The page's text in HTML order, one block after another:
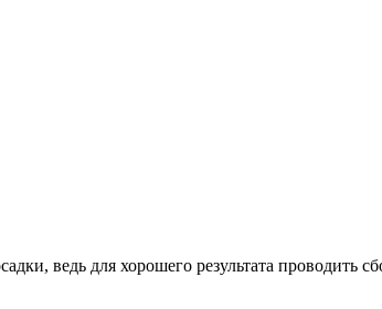
ведь для хорошего результата проводить